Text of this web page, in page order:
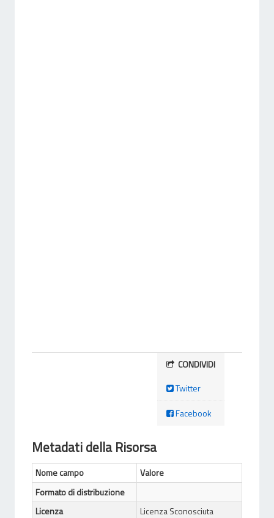
CONDIVIDI
Twitter
Facebook
Metadati della Risorsa
Nome campo
Valore
Formato di distribuzione
Licenza
Licenza Sconosciuta